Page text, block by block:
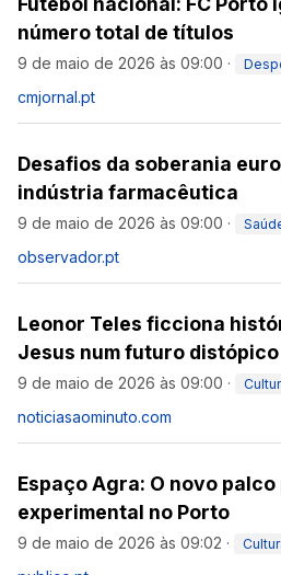
número total de títulos
9 de maio de 2026 às 09:00 ·
cmjornal.pt
Desafios da soberania
indústria farmacêutica
9 de maio de 2026 às 09:00 ·
observador.pt
Leonor Teles ficciona
Jesus num futuro distópico
9 de maio de 2026 às 09:00 ·
noticiasaominuto.com
Espaço Agra: O novo
experimental no Porto
9 de maio de 2026 às 09:02 ·